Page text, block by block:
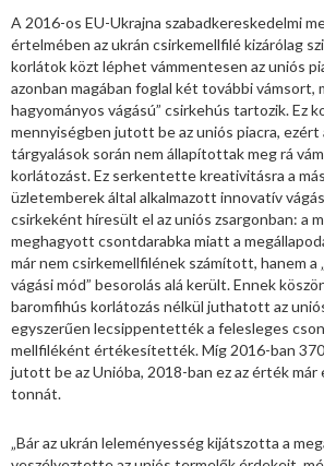
A 2016-os EU-Ukrajna szabadkereskedelmi
értelmében az ukrán csirkemellfilé kizárólag
korlátok közt léphet vámmentesen az uniós
azonban magában foglal két további vámsort,
hagyományos vágású” csirkehús tartozik. Ez
mennyiségben jutott be az uniós piacra, ezért
tárgyalások során nem állapítottak meg rá
korlátozást. Ez serkentette kreativitásra a
üzletemberek által alkalmazott innovatív
csirkeként híresült el az uniós zsargonban: a
meghagyott csontdarabka miatt a
már nem csirkemellfilének számított, hanem a
vágási mód” besorolás alá került. Ennek
baromfihús korlátozás nélkül juthatott az
egyszerűen lecsippentették a felesleges
mellfiléként értékesítették. Míg 2016-ban
jutott be az Unióba, 2018-ban ez az érték már
tonnát.
„Bár az ukrán leleményesség kijátszotta a